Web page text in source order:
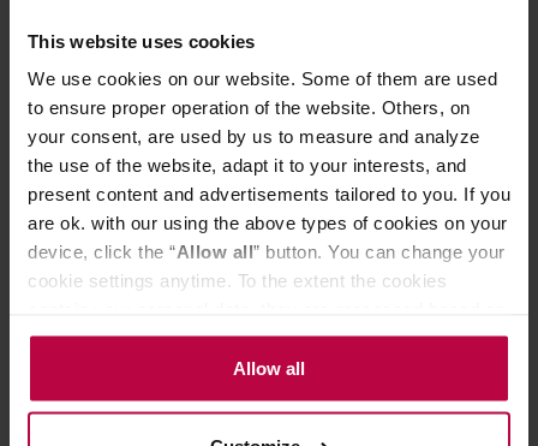
This website uses cookies
We use cookies on our website. Some of them are used
to ensure proper operation of the website. Others, on
your consent, are used by us to measure and analyze
the use of the website, adapt it to your interests, and
present content and advertisements tailored to you. If you
are ok. with our using the above types of cookies on your
device, click the “Allow all” button. You can change your
cookie settings anytime. To the extent the cookies
the controller’s (namely, ALL GOOD S.A., ul.
Mazowiecka 24I/U9, 78-100 Kołobrzeg) or third parties’
legitimate interests which are to ensure a high quality of
Allow all
Hario V60-02 Ceramic Coffee Dripper Indigo Blue